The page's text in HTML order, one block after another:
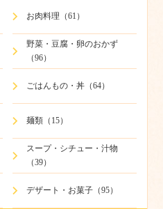
お肉料理（61）
野菜・豆腐・卵のおかず
（96）
ごはんもの・丼（64）
麺類（15）
スープ・シチュー・汁物
（39）
デザート・お菓子（95）